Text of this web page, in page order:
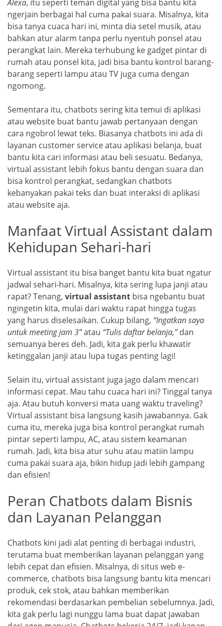
Alexa, itu seperti teman digital yang bisa bantu kita
ngerjain berbagai hal cuma pakai suara. Misalnya, kita
bisa tanya cuaca hari ini, minta dia setel musik, atau
bahkan atur alarm tanpa perlu nyentuh ponsel atau
perangkat lain. Mereka terhubung ke gadget pintar di
rumah atau ponsel kita, jadi bisa bantu kontrol barang-
barang seperti lampu atau TV juga cuma dengan
ngomong.
Sementara itu, chatbots sering kita temui di aplikasi
atau website buat bantu jawab pertanyaan dengan
cara ngobrol lewat teks. Biasanya chatbots ini ada di
layanan customer service atau aplikasi belanja, buat
bantu kita cari informasi atau beli sesuatu. Bedanya,
virtual assistant lebih fokus bantu dengan suara dan
bisa kontrol perangkat, sedangkan chatbots
kebanyakan pakai teks dan buat interaksi di aplikasi
atau website aja.
Manfaat Virtual Assistant dalam
Kehidupan Sehari-hari
Virtual assistant itu bisa banget bantu kita buat ngatur
jadwal sehari-hari. Misalnya, kita sering lupa janji atau
rapat? Tenang, virtual assistant bisa ngebantu buat
ngingetin kita, mulai dari waktu rapat hingga tugas
yang harus diselesaikan. Cukup bilang, “Ingatkan saya
untuk meeting jam 3”atau “Tulis daftar belanja,”dan
semuanya beres deh. Jadi, kita gak perlu khawatir
ketinggalan janji atau lupa tugas penting lagi!
Selain itu, virtual assistant juga jago dalam mencari
informasi cepat. Mau tahu cuaca hari ini? Tinggal tanya
aja. Atau butuh konversi mata uang waktu traveling?
Virtual assistant bisa langsung kasih jawabannya. Gak
cuma itu, mereka juga bisa kontrol perangkat rumah
pintar seperti lampu, AC, atau sistem keamanan
rumah. Jadi, kita bisa atur suhu atau matiin lampu
cuma pakai suara aja, bikin hidup jadi lebih gampang
dan efisien!
Peran Chatbots dalam Bisnis
dan Layanan Pelanggan
Chatbots kini jadi alat penting di berbagai industri,
terutama buat memberikan layanan pelanggan yang
lebih cepat dan efisien. Misalnya, di situs web e-
commerce, chatbots bisa langsung bantu kita mencari
produk, cek stok, atau bahkan memberikan
rekomendasi berdasarkan pembelian sebelumnya. Jadi,
kita gak perlu lagi nunggu lama buat dapat jawaban